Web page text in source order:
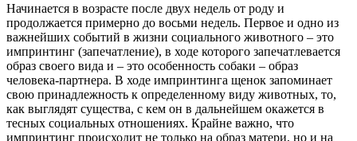
Начинается в возрасте после двух недель от роду и
продолжается примерно до восьми недель. Первое и одно из
важнейших событий в жизни социального животного – это
импринтинг (запечатление), в ходе которого запечатлевается
образ своего вида и – это особенность собаки – образ
человека-партнера. В ходе импринтинга щенок запоминает
свою принадлежность к определенному виду животных, то,
как выглядят существа, с кем он в дальнейшем окажется в
тесных социальных отношениях. Крайне важно, что
импринтинг происходит не только на образ матери, но и на